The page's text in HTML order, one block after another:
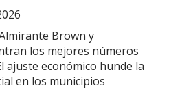
Brown y
los mejores números
ajuste económico hunde la
en los municipios